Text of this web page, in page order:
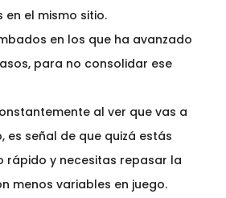
el mismo sitio.
en los que ha avanzado
para no consolidar ese
al ver que vas a
es señal de que quizá estás
rápido y necesitas repasar la
menos variables en juego.